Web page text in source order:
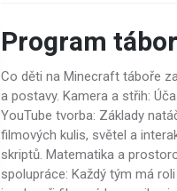
Program
Co děti na Minecraft táboře
a postavy. Kamera a střih:
YouTube tvorba: Základy
filmových kulis, světel a
skriptů. Matematika a
spolupráce: Každý tým má